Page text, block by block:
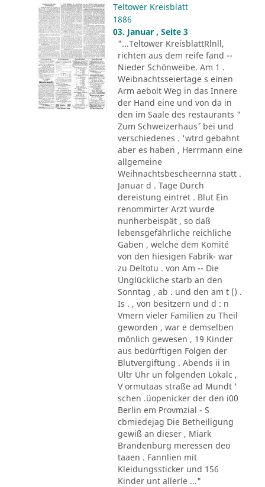
Teltower Kreisblatt
1886
03. Januar , Seite 3
"...Teltower KreisblattRlnll,
richten aus dem reife fand --
Nieder Schönweibe. Am 1 .
Weibnachtsseiertage s einen
Arm aebolt Weg in das Innere
der Hand eine und von da in
den im Saale des restaurants "
Zum Schweizerhaus´' bei und
verschiedenes . 'wtrd gebahnt
aber es haben , Herrmann eine
allgemeine
Weihnachtsbescheernna statt .
Januar d . Tage Durch
dereistung eintret . Blut Ein
renommirter Arzt wurde
nunherbeispät , so daß
lebensgefährliche reichliche
Gaben , welche dem Komité
von den hiesigen Fabrik- war
zu Deltotu . von Am -- Die
Unglückliche starb an den
Sonntag , ab . und den am t () .
Is . , von besitzern und d : n
Vmern vieler Familien zu Theil
geworden , war e demselben
mönlich gewesen , 19 Kinder
aus bedürftigen Folgen der
Blutvergiftung . Abends ii in
Ultr Uhr un folgenden Lokalc ,
V ormutaas straße ad Mundt '
schen .üopenicker der den i00
Berlin em Provmzial - S
cbmiedejag Die Betheiligung
gewiß an dieser , Miark
Brandenburg meressen deo
taaen . Fannlien mit
Kleidungssticker und 156
Kinder unt allerle ..."